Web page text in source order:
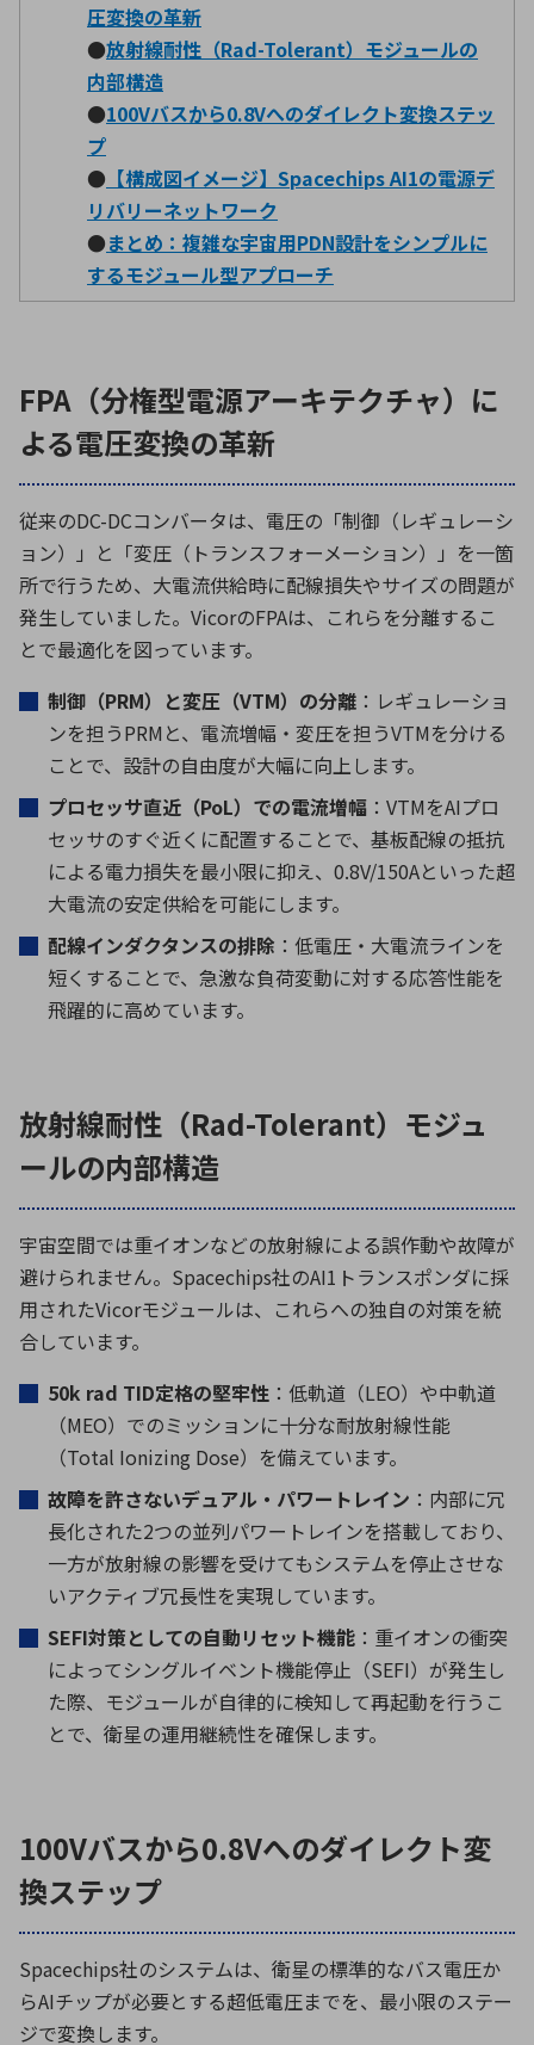
半導体・電子部品小ロット
圧変換の革新
●放射線耐性（Rad-Tolerant）モジュールの
内部構造
●100Vバスから0.8Vへのダイレクト変換ステッ
プ
● 【構成図イメージ】Spacechips AI1の電源デ
リバリーネットワーク
●まとめ：複雑な宇宙用PDN設計をシンプルに
するモジュール型アプローチ
FPA（分権型電源アーキテクチャ）に
よる電圧変換の革新
従来のDC-DCコンバータは、電圧の「制御（レギュレーシ
ョン）」と「変圧（トランスフォーメーション）」を一箇
所で行うため、大電流供給時に配線損失やサイズの問題が
発生していました。 VicorのFPAは、これらを分離するこ
とで最適化を図っています。
制御（PRM）と変圧（VTM）の分離 ：レギュレーショ
ンを担うPRM と、電流増幅・変圧を担うVTMを分ける
ことで、設計の自由度が大幅に向上します。
プロセッサ直近（PoL）での電流増幅 ： VTMをAIプロ
セッサのすぐ近くに配置することで、基板配線の抵抗
による電力損失を最小限に抑え、 0.8V/150Aといった超
大電流の安定供給を可能にします。
配線インダクタンスの排除 ：低電圧・大電流ラインを
短くすることで、急激な負荷変動に対する応答性能を
飛躍的に高めています。
放射線耐性（Rad-Tolerant）モジュ
ールの内部構造
宇宙空間では重イオンなどの放射線による誤作動や故障が
避けられません。 Spacechips社のAI1 トランスポンダに採
用されたVicorモジュールは、これらへの独自の対策を統
合しています。
50k rad TID定格の堅牢性 ：低軌道（LEO）や中軌道
（MEO）でのミッションに十分な耐放射線性能
（Total Ionizing Dose）を備えています。
故障を許さないデュアル・パワートレイン ：内部に冗
長化された2つの並列パワートレインを搭載しており、
一方が放射線の影響を受けてもシステムを停止させな
いアクティブ冗長性を実現しています。
SEFI対策としての自動リセット機能 ：重イオンの衝突
によってシングルイベント機能停止（SEFI）が発生し
た際、モジュールが自律的に検知して再起動を行うこ
とで、衛星の運用継続性を確保します。
100Vバスから0.8Vへのダイレクト変
換ステップ
Spacechips社のシステムは、衛星の標準的なバス電圧か
らAIチップが必要とする超低電圧までを、最小限のステー
ジで変換します。